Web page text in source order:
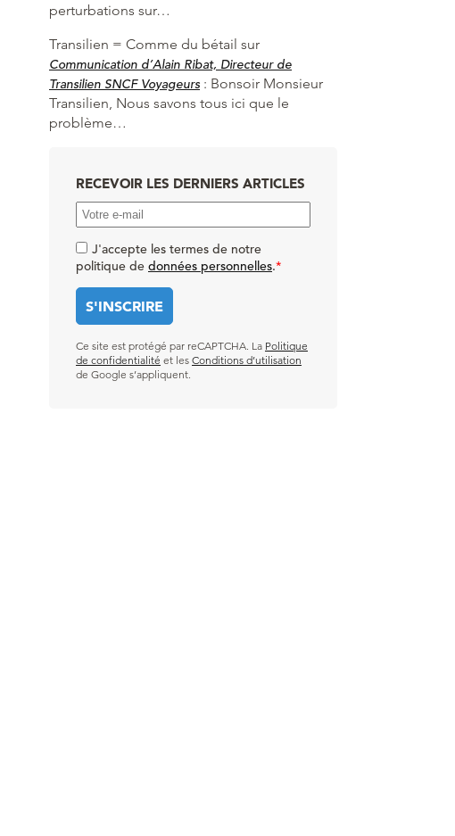
perturbations sur…
Transilien = Comme du bétail sur
Communication d’Alain Ribat, Directeur de
Transilien SNCF Voyageurs : Bonsoir Monsieur
Transilien, Nous savons tous ici que le
problème…
RECEVOIR LES DERNIERS ARTICLES
J'accepte les termes de notre
politique de données personnelles.*
Ce site est protégé par reCAPTCHA. La Politique
de confidentialité et les Conditions d’utilisation
de Google s’appliquent.